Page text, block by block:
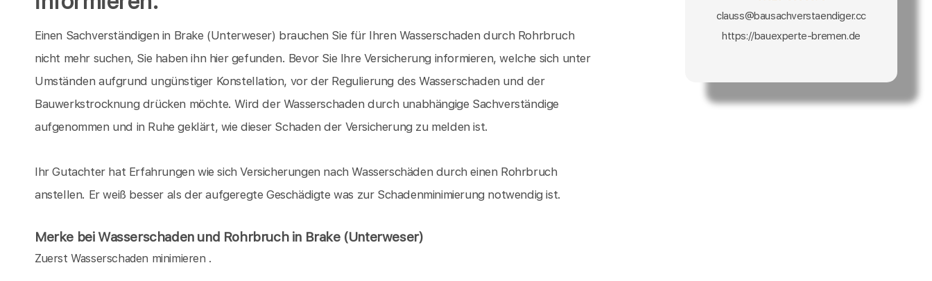
Einen Sachverständigen in Brake (Unterweser) brauchen Sie für Ihren Wasserschaden durch Rohrbruch
nicht mehr suchen, Sie haben ihn hier gefunden. Bevor Sie Ihre Versicherung informieren, welche sich unter
Umständen aufgrund ungünstiger Konstellation, vor der Regulierung des Wasserschaden und der
Bauwerkstrocknung drücken möchte. Wird der Wasserschaden durch unabhängige Sachverständige
aufgenommen und in Ruhe geklärt, wie dieser Schaden der Versicherung zu melden ist.
Ihr Gutachter hat Erfahrungen wie sich Versicherungen nach Wasserschäden durch einen Rohrbruch
anstellen. Er weiß besser als der aufgeregte Geschädigte was zur Schadenminimierung notwendig ist.
Merke bei Wasserschaden und Rohrbruch in Brake (Unterweser)
Zuerst Wasserschaden minimieren .
clauss@bausachverstaendiger.cc
https://bauexperte-bremen.de